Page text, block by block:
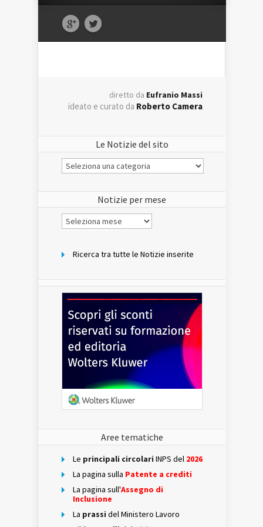
diretto da Eufranio Massi
ideato e curato da Roberto Camera
Le Notizie del sito
Le
Notizie
Notizie per mese
Notizie
per
Ricerca tra tutte le Notizie inserite
Aree tematiche
Le principali circolari INPS del 2026
La pagina sulla Patente a crediti
La pagina sull'Assegno di
Inclusione
La prassi del Ministero Lavoro